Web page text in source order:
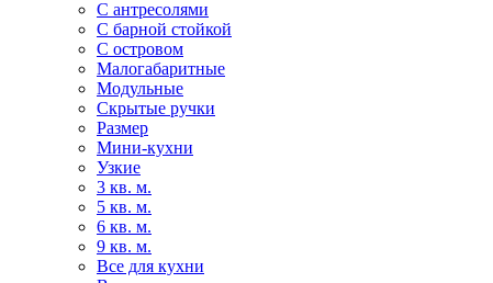
С антресолями
С барной стойкой
С островом
Малогабаритные
Модульные
Скрытые ручки
Размер
Мини-кухни
Узкие
3 кв. м.
5 кв. м.
6 кв. м.
9 кв. м.
Все для кухни